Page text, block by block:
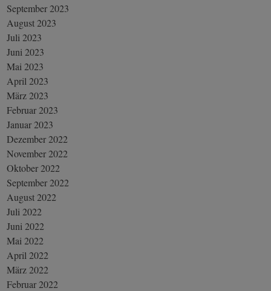
September 2023
August 2023
Juli 2023
Juni 2023
Mai 2023
April 2023
März 2023
Februar 2023
Januar 2023
Dezember 2022
November 2022
Oktober 2022
September 2022
August 2022
Juli 2022
Juni 2022
Mai 2022
April 2022
März 2022
Februar 2022